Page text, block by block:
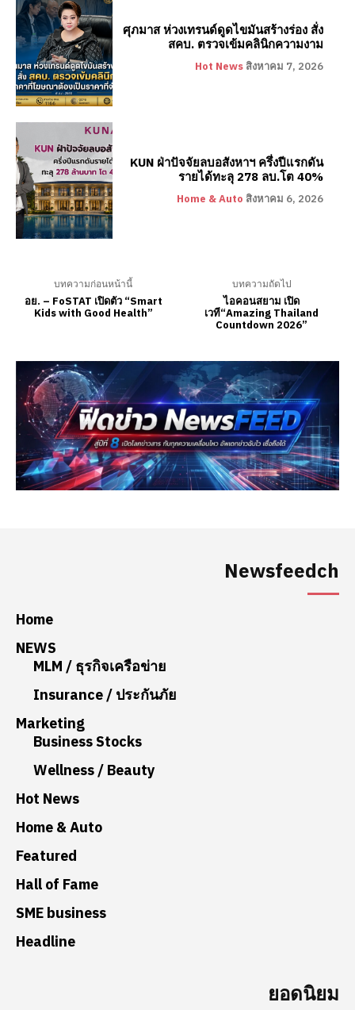
Newsfeedch
Home
NEWS
MLM / ธุรกิจเครือข่าย
Insurance / ประกันภัย
Marketing
Business Stocks
Wellness / Beauty
Hot News
Home & Auto
Featured
Hall of Fame
SME business
Headline
ยอดนิยม